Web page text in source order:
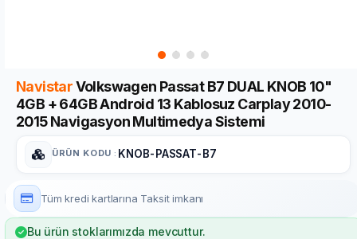
NavistarVolkswagen Passat B7 DUAL KNOB 10"
4GB + 64GB Android 13 Kablosuz Carplay 2010-
2015 Navigasyon Multimedya Sistemi
ÜRÜN KODU : KNOB-PASSAT-B7
Tüm kredi kartlarına Taksit imkanı
Bu ürün stoklarımızda mevcuttur.